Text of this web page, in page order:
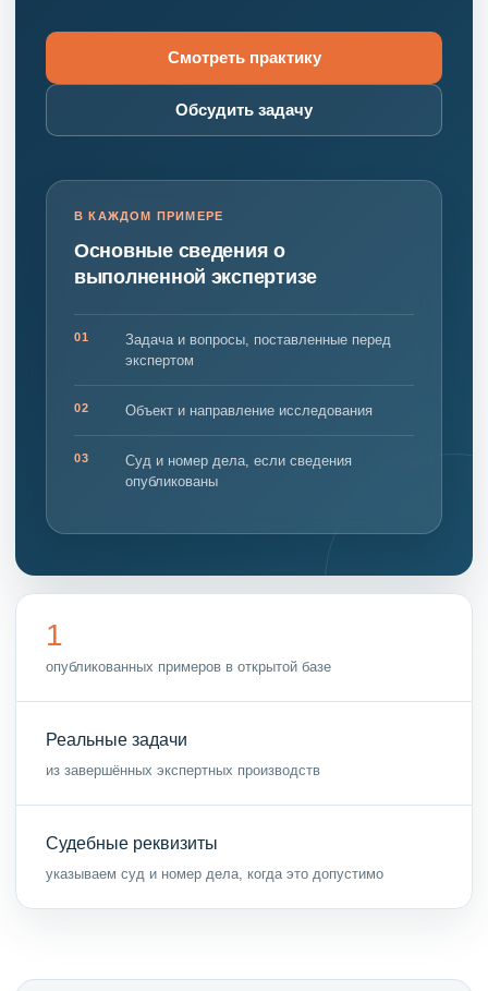
Смотреть практику
Обсудить задачу
В КАЖДОМ ПРИМЕРЕ
Основные сведения о
выполненной экспертизе
01
Задача и вопросы, поставленные перед
экспертом
02 Объект и направление исследования
03
Суд и номер дела, если сведения
опубликованы
1
опубликованных примеров в открытой базе
Реальные задачи
из завершённых экспертных производств
Судебные реквизиты
указываем суд и номер дела, когда это допустимо